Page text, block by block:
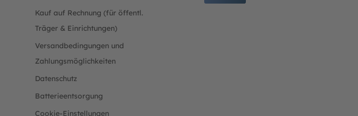
Kauf auf Rechnung (für öffentl.
Träger & Einrichtungen)
Versandbedingungen und
Zahlungsmöglichkeiten
Datenschutz
Batterieentsorgung
Cookie-Einstellungen